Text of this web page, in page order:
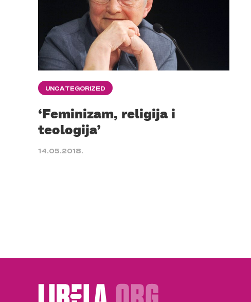
UNCATEGORIZED
‘Feminizam, religija i
teologija’
14.05.2018.